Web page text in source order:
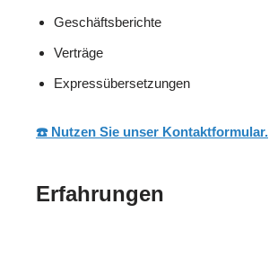
Geschäftsberichte
Verträge
Expressübersetzungen
☎️ Nutzen Sie unser Kontaktformular.
Erfahrungen